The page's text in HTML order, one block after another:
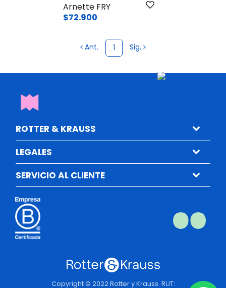
Arnette FRY
$72.900
Ant. 1 Sig.
ROTTER & KRAUSS
LEGALES
SERVICIO AL CLIENTE
Copyright © 2022 Rotter y Krauss. RUT: